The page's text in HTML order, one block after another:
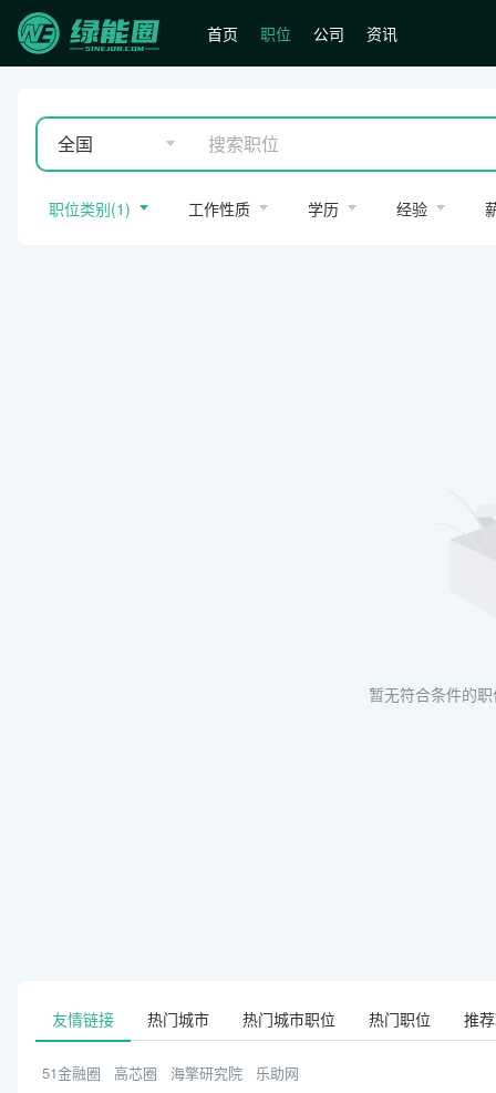
首页 职位 公司 资讯
全国
职位类别(1) 工作性质 学历 经验
暂无符合条件的
友情链接 热门城市 热门城市职位 热门职位 推
51金融圈 高芯圈 海擎研究院 乐助网